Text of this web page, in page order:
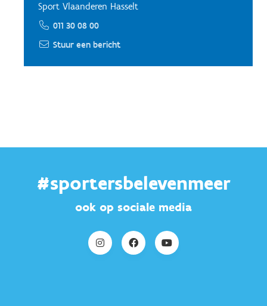
Sport Vlaanderen Hasselt
011 30 08 00
Stuur een bericht
#sportersbelevenmeer
ook op sociale media